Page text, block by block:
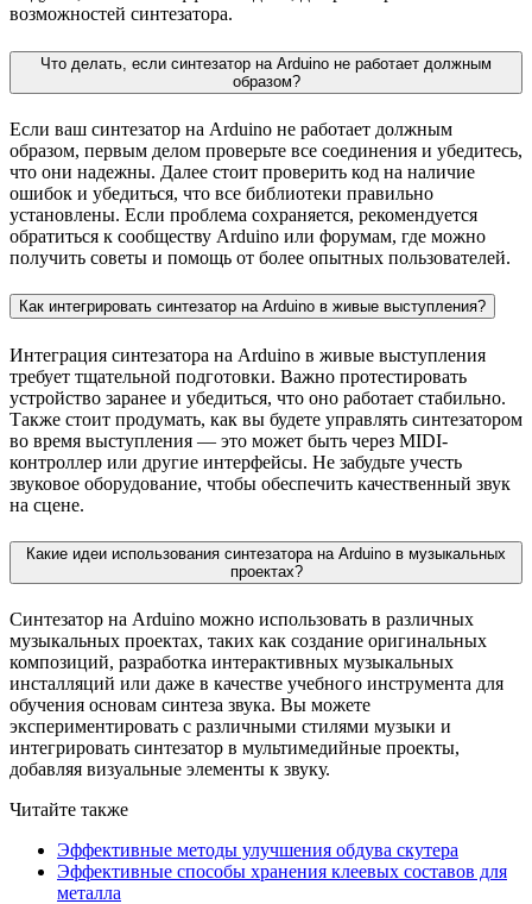
возможностей синтезатора.
Что делать, если синтезатор на Arduino не работает должным
образом?
Если ваш синтезатор на Arduino не работает должным
образом, первым делом проверьте все соединения и убедитесь,
что они надежны. Далее стоит проверить код на наличие
ошибок и убедиться, что все библиотеки правильно
установлены. Если проблема сохраняется, рекомендуется
обратиться к сообществу Arduino или форумам, где можно
получить советы и помощь от более опытных пользователей.
Как интегрировать синтезатор на Arduino в живые выступления?
Интеграция синтезатора на Arduino в живые выступления
требует тщательной подготовки. Важно протестировать
устройство заранее и убедиться, что оно работает стабильно.
Также стоит продумать, как вы будете управлять синтезатором
во время выступления — это может быть через MIDI-
контроллер или другие интерфейсы. Не забудьте учесть
звуковое оборудование, чтобы обеспечить качественный звук
на сцене.
Какие идеи использования синтезатора на Arduino в музыкальных
проектах?
Синтезатор на Arduino можно использовать в различных
музыкальных проектах, таких как создание оригинальных
композиций, разработка интерактивных музыкальных
инсталляций или даже в качестве учебного инструмента для
обучения основам синтеза звука. Вы можете
экспериментировать с различными стилями музыки и
интегрировать синтезатор в мультимедийные проекты,
добавляя визуальные элементы к звуку.
Читайте также
Эффективные методы улучшения обдува скутера
Эффективные способы хранения клеевых составов для
металла